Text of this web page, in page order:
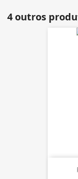
4 outros